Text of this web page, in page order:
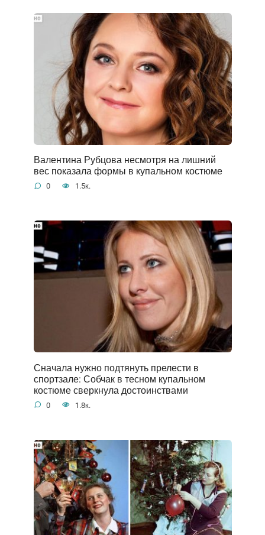
Валентина Рубцова несмотря на лишний
вес показала формы в купальном костюме
0 1.5к.
Сначала нужно подтянуть прелести в
спортзале: Собчак в тесном купальном
костюме сверкнула достоинствами
0 1.8к.